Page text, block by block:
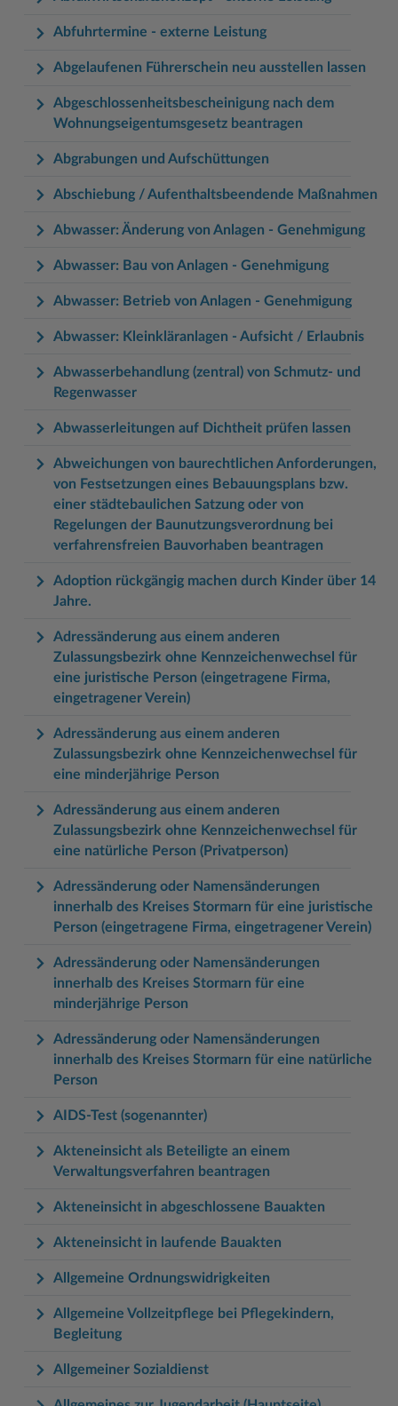
Woche der Seelischen Gesundheit
#MeinStormarn
Karrieretag
Zahlen, Daten, Fakten
Abfuhrtermine - externe Leistung
Abgelaufenen Führerschein neu ausstellen lassen
Abgeschlossenheitsbescheinigung nach dem
Wohnungseigentumsgesetz beantragen
Abgrabungen und Aufschüttungen
Abschiebung / Aufenthaltsbeendende Maßnahmen
Abwasser: Änderung von Anlagen - Genehmigung
Abwasser: Bau von Anlagen - Genehmigung
Abwasser: Betrieb von Anlagen - Genehmigung
Abwasser: Kleinkläranlagen - Aufsicht / Erlaubnis
Abwasserbehandlung (zentral) von Schmutz- und
Regenwasser
Abwasserleitungen auf Dichtheit prüfen lassen
Abweichungen von baurechtlichen Anforderungen,
von Festsetzungen eines Bebauungsplans bzw.
einer städtebaulichen Satzung oder von
Regelungen der Baunutzungsverordnung bei
verfahrensfreien Bauvorhaben beantragen
Adoption rückgängig machen durch Kinder über 14
Jahre.
Adressänderung aus einem anderen
Zulassungsbezirk ohne Kennzeichenwechsel für
eine juristische Person (eingetragene Firma,
eingetragener Verein)
Adressänderung aus einem anderen
Zulassungsbezirk ohne Kennzeichenwechsel für
eine minderjährige Person
Adressänderung aus einem anderen
Zulassungsbezirk ohne Kennzeichenwechsel für
eine natürliche Person (Privatperson)
Adressänderung oder Namensänderungen
innerhalb des Kreises Stormarn für eine juristische
Person (eingetragene Firma, eingetragener Verein)
Adressänderung oder Namensänderungen
innerhalb des Kreises Stormarn für eine
minderjährige Person
Adressänderung oder Namensänderungen
innerhalb des Kreises Stormarn für eine natürliche
Person
AIDS-Test (sogenannter)
Akteneinsicht als Beteiligte an einem
Verwaltungsverfahren beantragen
Akteneinsicht in abgeschlossene Bauakten
Akteneinsicht in laufende Bauakten
Allgemeine Ordnungswidrigkeiten
Allgemeine Vollzeitpflege bei Pflegekindern,
Begleitung
Allgemeiner Sozialdienst